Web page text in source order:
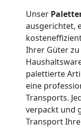
Unser
ausgerichtet,
Ihrer Güter zu
palettierte
eine
Transports.
verpackt und
Transport